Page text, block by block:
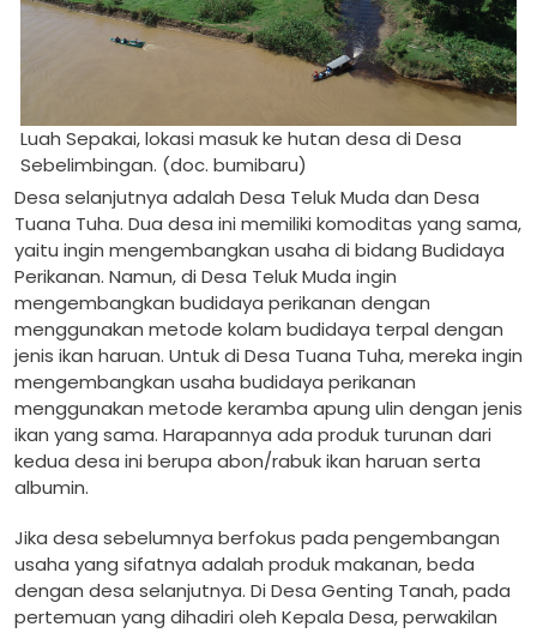
Luah Sepakai, lokasi masuk ke hutan desa di Desa
Sebelimbingan. (doc. bumibaru)
Desa selanjutnya adalah Desa Teluk Muda dan Desa
Tuana Tuha. Dua desa ini memiliki komoditas yang sama,
yaitu ingin mengembangkan usaha di bidang Budidaya
Perikanan. Namun, di Desa Teluk Muda ingin
mengembangkan budidaya perikanan dengan
menggunakan metode kolam budidaya terpal dengan
jenis ikan haruan. Untuk di Desa Tuana Tuha, mereka ingin
mengembangkan usaha budidaya perikanan
menggunakan metode keramba apung ulin dengan jenis
ikan yang sama. Harapannya ada produk turunan dari
kedua desa ini berupa abon/rabuk ikan haruan serta
albumin.
Jika desa sebelumnya berfokus pada pengembangan
usaha yang sifatnya adalah produk makanan, beda
dengan desa selanjutnya. Di Desa Genting Tanah, pada
pertemuan yang dihadiri oleh Kepala Desa, perwakilan